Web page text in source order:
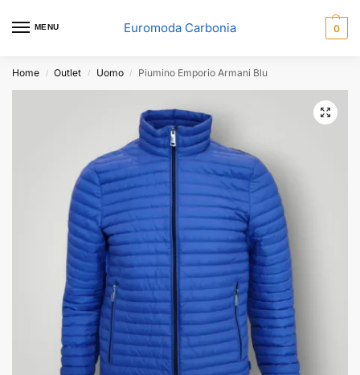
MENU Euromoda Carbonia 0
Home / Outlet / Uomo / Piumino Emporio Armani Blu